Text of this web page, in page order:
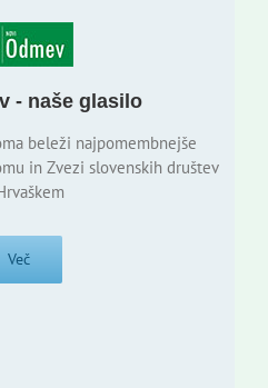
- naše glasilo
beleži najpomembnejše
in Zvezi slovenskih društev
Več